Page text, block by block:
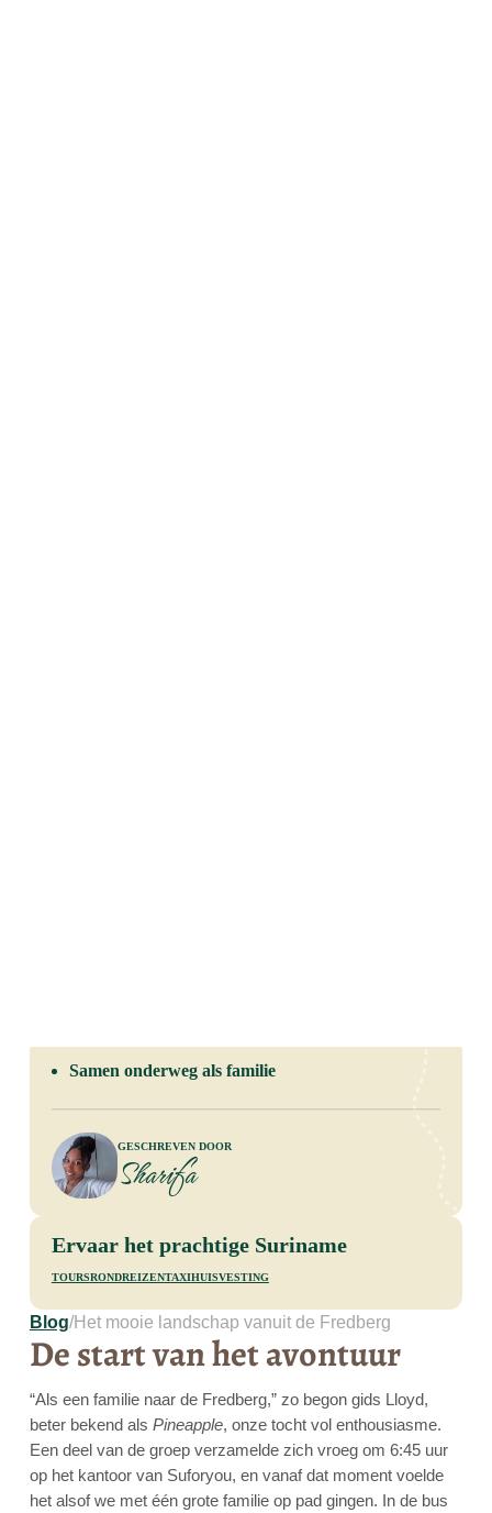
Blog/Het mooie landschap vanuit de Fredberg
De start van het avontuur
“Als een familie naar de Fredberg,” zo begon gids Lloyd,
beter bekend als Pineapple, onze tocht vol enthousiasme.
Een deel van de groep verzamelde zich vroeg om 6:45 uur
op het kantoor van Suforyou, en vanaf dat moment voelde
het alsof we met één grote familie op pad gingen. In de bus
Samen onderweg als familie
Geschreven door
Sharifa
Ervaar het prachtige Suriname
toursrondreizentaxihuisvesting